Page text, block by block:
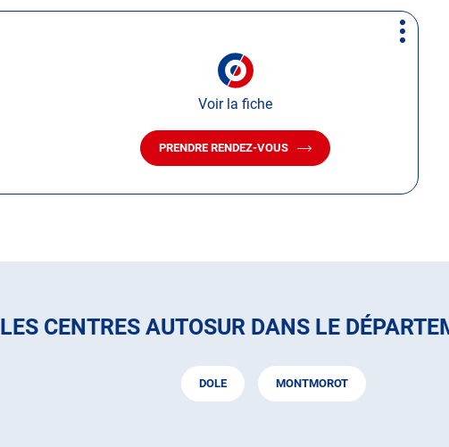
DOLE
Voir la fiche
PRENDRE RENDEZ-VOUS
AVEC
LE
Plus
LES CENTRES AUTOSUR DANS LE
DOLE MONTMOROT